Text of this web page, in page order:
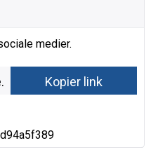
medier.